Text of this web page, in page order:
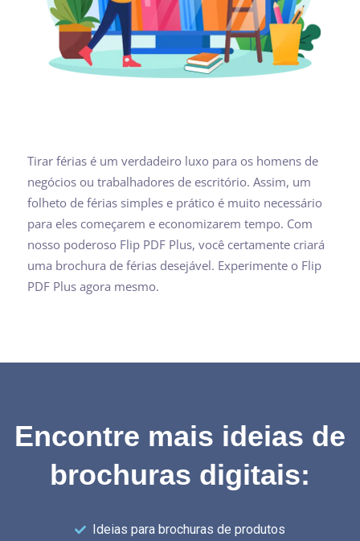
Tirar férias é um verdadeiro luxo para os homens de
negócios ou trabalhadores de escritório. Assim, um
folheto de férias simples e prático é muito necessário
para eles começarem e economizarem tempo. Com
nosso poderoso Flip PDF Plus, você certamente criará
uma brochura de férias desejável. Experimente o Flip
PDF Plus agora mesmo.
Encontre mais ideias de
brochuras digitais:
Ideias para brochuras de produtos